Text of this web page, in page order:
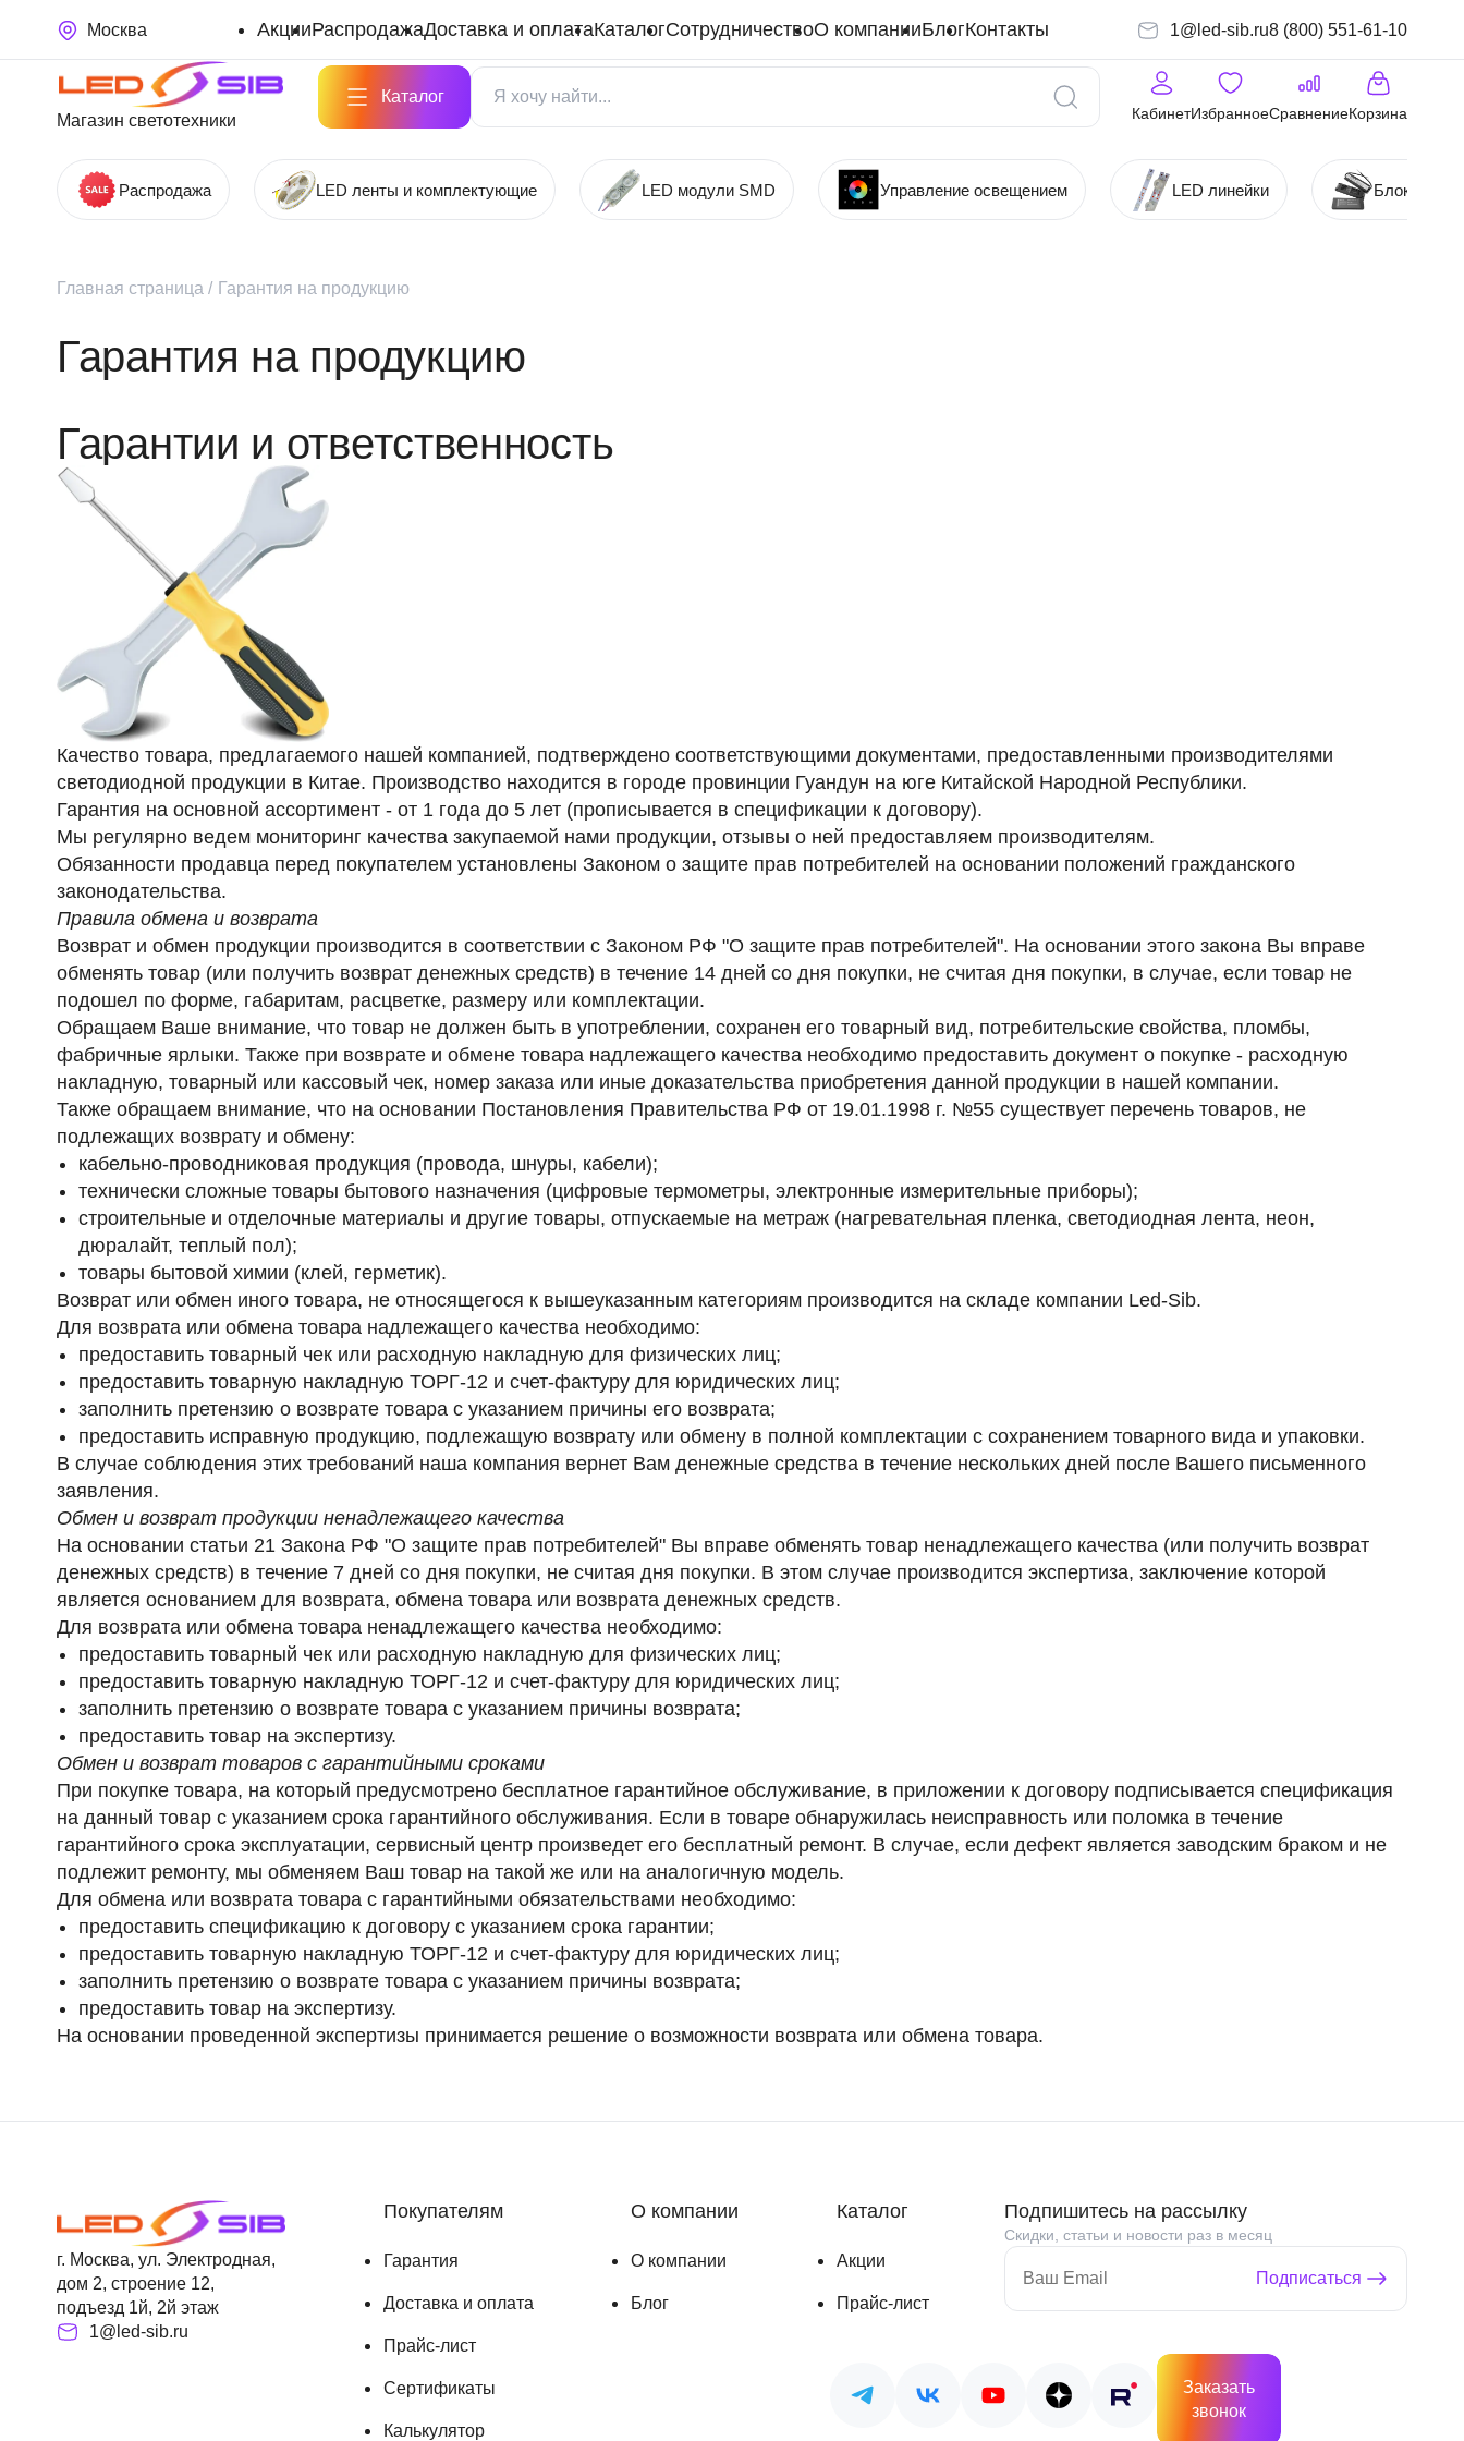
Москва АкцииРаспродажаДоставка и оплатаКаталогСотрудничествоО компанииБлогКонтакты 1@led-sib.ru8 (800) 551-61-10
Магазин светотехники
Каталог
КабинетИзбранноеСравнениеКорзина
Распродажа LED ленты и комплектующие LED модули SMD Управление освещением LED линейки Блоки
Главная страница / Гарантия на продукцию
Гарантия на продукцию
Гарантии и ответственность
Качество товара, предлагаемого нашей компанией, подтверждено соответствующими документами, предоставленными производителями
светодиодной продукции в Китае. Производство находится в городе провинции Гуандун на юге Китайской Народной Республики.
Гарантия на основной ассортимент - от 1 года до 5 лет (прописывается в спецификации к договору).
Мы регулярно ведем мониторинг качества закупаемой нами продукции, отзывы о ней предоставляем производителям.
Обязанности продавца перед покупателем установлены Законом о защите прав потребителей на основании положений гражданского
законодательства.
Правила обмена и возврата
Возврат и обмен продукции производится в соответствии с Законом РФ "О защите прав потребителей". На основании этого закона Вы вправе
обменять товар (или получить возврат денежных средств) в течение 14 дней со дня покупки, не считая дня покупки, в случае, если товар не
подошел по форме, габаритам, расцветке, размеру или комплектации.
Обращаем Ваше внимание, что товар не должен быть в употреблении, сохранен его товарный вид, потребительские свойства, пломбы,
фабричные ярлыки. Также при возврате и обмене товара надлежащего качества необходимо предоставить документ о покупке - расходную
накладную, товарный или кассовый чек, номер заказа или иные доказательства приобретения данной продукции в нашей компании.
Также обращаем внимание, что на основании Постановления Правительства РФ от 19.01.1998 г. №55 существует перечень товаров, не
подлежащих возврату и обмену:
кабельно-проводниковая продукция (провода, шнуры, кабели);
технически сложные товары бытового назначения (цифровые термометры, электронные измерительные приборы);
строительные и отделочные материалы и другие товары, отпускаемые на метраж (нагревательная пленка, светодиодная лента, неон,
дюралайт, теплый пол);
товары бытовой химии (клей, герметик).
Возврат или обмен иного товара, не относящегося к вышеуказанным категориям производится на складе компании Led-Sib.
Для возврата или обмена товара надлежащего качества необходимо:
предоставить товарный чек или расходную накладную для физических лиц;
предоставить товарную накладную ТОРГ-12 и счет-фактуру для юридических лиц;
заполнить претензию о возврате товара с указанием причины его возврата;
предоставить исправную продукцию, подлежащую возврату или обмену в полной комплектации с сохранением товарного вида и упаковки.
В случае соблюдения этих требований наша компания вернет Вам денежные средства в течение нескольких дней после Вашего письменного
заявления.
Обмен и возврат продукции ненадлежащего качества
На основании статьи 21 Закона РФ "О защите прав потребителей" Вы вправе обменять товар ненадлежащего качества (или получить возврат
денежных средств) в течение 7 дней со дня покупки, не считая дня покупки. В этом случае производится экспертиза, заключение которой
является основанием для возврата, обмена товара или возврата денежных средств.
Для возврата или обмена товара ненадлежащего качества необходимо:
предоставить товарный чек или расходную накладную для физических лиц;
предоставить товарную накладную ТОРГ-12 и счет-фактуру для юридических лиц;
заполнить претензию о возврате товара с указанием причины возврата;
предоставить товар на экспертизу.
Обмен и возврат товаров с гарантийными сроками
При покупке товара, на который предусмотрено бесплатное гарантийное обслуживание, в приложении к договору подписывается спецификация
на данный товар с указанием срока гарантийного обслуживания. Если в товаре обнаружилась неисправность или поломка в течение
гарантийного срока эксплуатации, сервисный центр произведет его бесплатный ремонт. В случае, если дефект является заводским браком и не
подлежит ремонту, мы обменяем Ваш товар на такой же или на аналогичную модель.
Для обмена или возврата товара с гарантийными обязательствами необходимо:
предоставить спецификацию к договору с указанием срока гарантии;
предоставить товарную накладную ТОРГ-12 и счет-фактуру для юридических лиц;
заполнить претензию о возврате товара с указанием причины возврата;
предоставить товар на экспертизу.
На основании проведенной экспертизы принимается решение о возможности возврата или обмена товара.
г. Москва, ул. Электродная,
дом 2, строение 12,
подъезд 1й, 2й этаж
1@led-sib.ru
Покупателям
Гарантия
Доставка и оплата
Прайс-лист
Сертификаты
Калькулятор
О компании
О компании
Блог
Каталог
Акции
Прайс-лист
Подпишитесь на рассылку
Скидки, статьи и новости раз в месяц
Подписаться
Заказать
звонок